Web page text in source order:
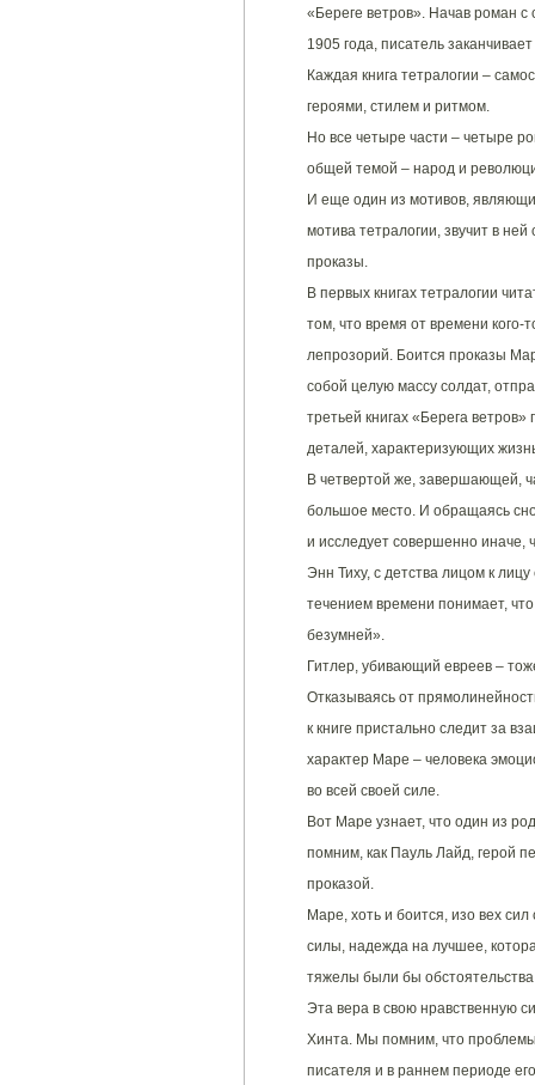
«Береге ветров». Начав роман
1905 года, писатель
Каждая книга тетралогии –
героями, стилем и ритмом.
Но все четыре части – четыре
общей темой – народ и
И еще один из мотивов,
мотива тетралогии, звучит в
проказы.
В первых книгах тетралогии
том, что время от времени кого-
лепрозорий. Боится проказы
собой целую массу солдат,
третьей книгах «Берега
деталей, характеризующих
В четвертой же, завершающей,
большое место. И обращаясь
и исследует совершенно иначе,
Энн Тиху, с детства лицом к
течением времени понимает,
безумней».
Гитлер, убивающий евреев –
Отказываясь от
к книге пристально следит за
характер Маре – человека
во всей своей силе.
Вот Маре узнает, что один из
помним, как Пауль Лайд, герой
проказой.
Маре, хоть и боится, изо вех
силы, надежда на лучшее,
тяжелы были бы
Эта вера в свою нравственную
Хинта. Мы помним, что
писателя и в раннем периоде